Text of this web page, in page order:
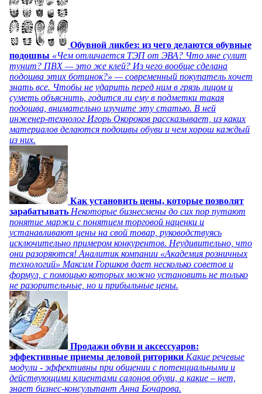
Обувной ликбез: из чего делаются обувные
подошвы «Чем отличается ТЭП от ЭВА? Что мне сулит
тунит? ПВХ — это же клей? Из чего вообще сделана
подошва этих ботинок?» — современный покупатель хочет
знать все. Чтобы не ударить перед ним в грязь лицом и
суметь объяснить, годится ли ему в подметки такая
подошва, внимательно изучите эту статью. В ней
инженер-технолог Игорь Окороков рассказывает, из каких
материалов делаются подошвы обуви и чем хорош каждый
из них.
Как установить цены, которые позволят
зарабатывать Некоторые бизнесмены до сих пор путают
понятие маржи с понятием торговой наценки и
устанавливают цены на свой товар, руководствуясь
исключительно примером конкурентов. Неудивительно, что
они разоряются! Аналитик компании «Академия розничных
технологий» Максим Горшков дает несколько советов и
формул, с помощью которых можно установить не только
не разорительные, но и прибыльные цены.
Продажи обуви и аксессуаров:
эффективные приемы деловой риторики Какие речевые
модули - эффективны при общении с потенциальными и
действующими клиентами салонов обуви, а какие – нет,
знает бизнес-консультант Анна Бочарова.